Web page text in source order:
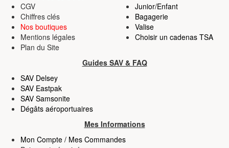
CGV
Chiffres clés
Nos boutiques
Mentions légales
Plan du Site
Junior/Enfant
Bagagerie
Valise
Choisir un cadenas TSA
Guides SAV & FAQ
SAV Delsey
SAV Eastpak
SAV Samsonite
Dégâts aéroportuaires
Mes Informations
Mon Compte / Mes Commandes